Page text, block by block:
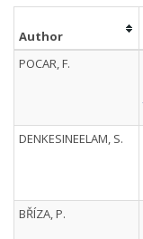
Author
POCAR, F.
DENKESINEELAM, S.
BŘÍZA, P.